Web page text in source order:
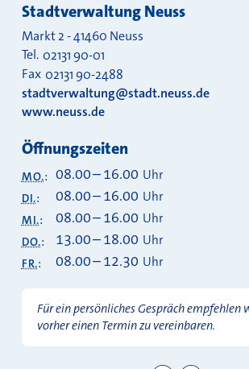
Stadtverwaltung Neuss
Markt 2-41460 Neuss
Tel. 02131 90-01
Fax 02131 90-2488
stadtverwaltung@stadt.neuss.de
www.neuss.de
Öffnungszeiten
MO.: 08.00–16.00 Uhr
DI.: 08.00–16.00 Uhr
MI.: 08.00–16.00 Uhr
DO.: 13.00–18.00 Uhr
FR.: 08.00–12.30 Uhr
Für ein persönliches Gespräch empfehlen
vorher einen Termin zu vereinbaren.